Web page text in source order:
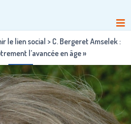
le lien social > C. Bergeret Amselek :
l’avancée en âge »